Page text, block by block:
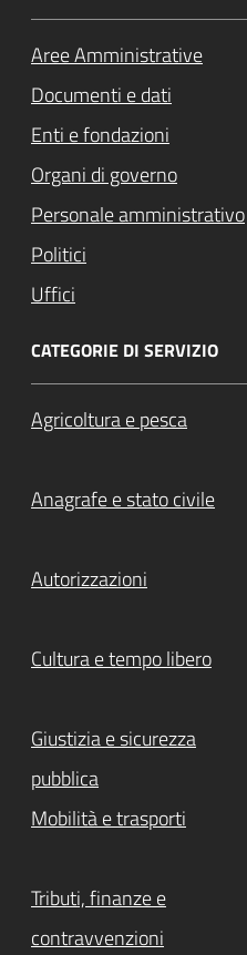
Aree Amministrative
Documenti e dati
Enti e fondazioni
Organi di governo
Personale amministrativo
Politici
Uffici
CATEGORIE DI SERVIZIO
Agricoltura e pesca
Anagrafe e stato civile
Autorizzazioni
Cultura e tempo libero
Giustizia e sicurezza
pubblica
Mobilità e trasporti
Tributi, finanze e
contravvenzioni